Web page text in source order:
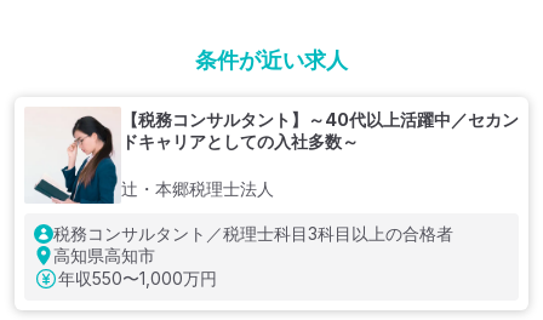
条件が近い求人
【税務コンサルタント】～40代以上活躍中／セカン
ドキャリアとしての入社多数～
辻・本郷税理士法人
税務コンサルタント／税理士科目3科目以上の合格者
高知県高知市
年収550〜1,000万円